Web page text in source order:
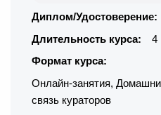
Диплом/Удостоверение:
Длительность курса:
4
Формат курса:
Онлайн-занятия,
связь кураторов